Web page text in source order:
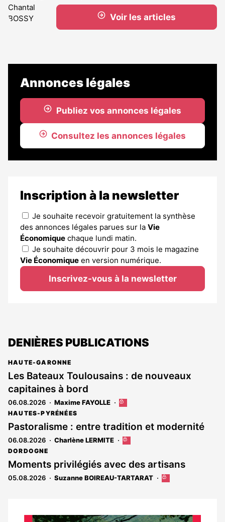
Voir les articles
Annonces légales
Publiez vos annonces légales
Consultez les annonces légales
Inscription à la newsletter
Je souhaite recevoir gratuitement la synthèse
des annonces légales parues sur la Vie
Économique chaque lundi matin.
Je souhaite découvrir pour 3 mois le magazine
Vie Économique en version numérique.
Inscrivez-vous à la newsletter
DENIÈRES PUBLICATIONS
HAUTE-GARONNE
Les Bateaux Toulousains : de nouveaux
capitaines à bord
06.08.2026 Maxime FAYOLLE
Cet
est
réservé
aux
HAUTES-PYRÉNÉES
Pastoralisme : entre tradition et modernité
06.08.2026 Charlène LERMITE
Cet
réservé
aux
DORDOGNE
Moments privilégiés avec des artisans
05.08.2026 Suzanne BOIREAU-TARTARAT
Cet
aux